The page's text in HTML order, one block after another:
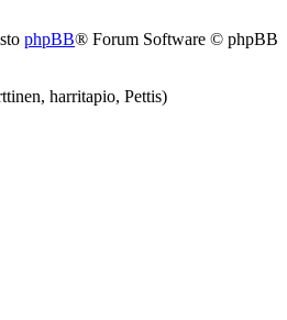
phpBB® Forum Software © phpBB
harritapio, Pettis)